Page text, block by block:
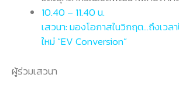
10.40 – 11.40 น.
เสวนา: มองโอกาสในวิกฤต…ถึงเว
ใหม่ “EV Conversion”
ผู้ร่วมเสวนา